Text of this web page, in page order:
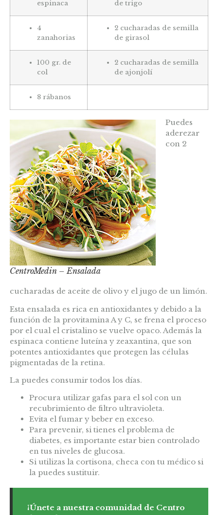
espinaca
de trigo
4
zanahorias
2 cucharadas de semilla
de girasol
100 gr. de
col
2 cucharadas de semilla
de ajonjolí
8 rábanos
CentroMedin – Ensalada
Puedes
aderezar
con 2
cucharadas de aceite de olivo y el jugo de un limón.
Esta ensalada es rica en antioxidantes y debido a la
función de la provitamina A y C, se frena el proceso
por el cual el cristalino se vuelve opaco. Además la
espinaca contiene luteína y zeaxantina, que son
potentes antioxidantes que protegen las células
pigmentadas de la retina.
La puedes consumir todos los días.
Procura utilizar gafas para el sol con un
recubrimiento de filtro ultravioleta.
Evita el fumar y beber en exceso.
Para prevenir, si tienes el problema de
diabetes, es importante estar bien controlado
en tus niveles de glucosa.
Si utilizas la cortisona, checa con tu médico si
la puedes sustituir.
¡Únete a nuestra comunidad de Centro